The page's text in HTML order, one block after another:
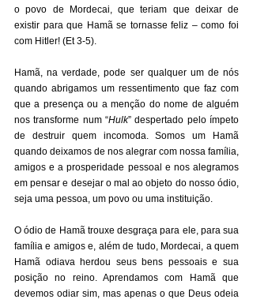
o povo de Mordecai, que teriam que deixar de
existir para que Hamã se tornasse feliz – como foi
com Hitler! (Et 3-5).
Hamã, na verdade, pode ser qualquer um de nós
quando abrigamos um ressentimento que faz com
que a presença ou a menção do nome de alguém
nos transforme num “Hulk” despertado pelo ímpeto
de destruir quem incomoda. Somos um Hamã
quando deixamos de nos alegrar com nossa família,
amigos e a prosperidade pessoal e nos alegramos
em pensar e desejar o mal ao objeto do nosso ódio,
seja uma pessoa, um povo ou uma instituição.
O ódio de Hamã trouxe desgraça para ele, para sua
família e amigos e, além de tudo, Mordecai, a quem
Hamã odiava herdou seus bens pessoais e sua
posição no reino. Aprendamos com Hamã que
devemos odiar sim, mas apenas o que Deus odeia